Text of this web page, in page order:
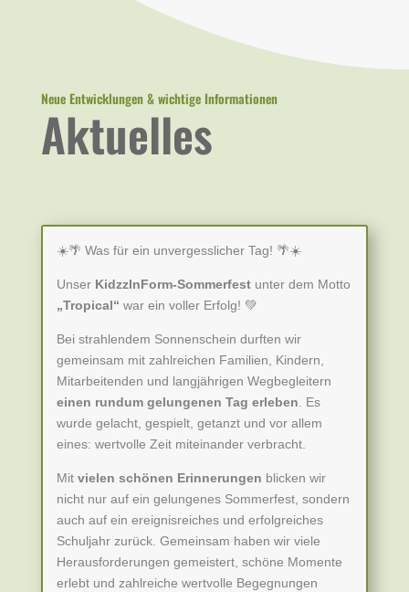
Neue Entwicklungen & wichtige Informationen
Aktuelles
☀️🌴 Was für ein unvergesslicher Tag! 🌴☀️
Unser KidzzInForm-Sommerfestunter dem Motto
„Tropical“ war ein voller Erfolg! 💚
Bei strahlendem Sonnenschein durften wir
gemeinsam mit zahlreichen Familien, Kindern,
Mitarbeitenden und langjährigen Wegbegleitern
einen rundum gelungenen Tag erleben. Es
wurde gelacht, gespielt, getanzt und vor allem
eines: wertvolle Zeit miteinander verbracht.
Mit vielen schönen Erinnerungen blicken wir
nicht nur auf ein gelungenes Sommerfest, sondern
auch auf ein ereignisreiches und erfolgreiches
Schuljahr zurück. Gemeinsam haben wir viele
Herausforderungen gemeistert, schöne Momente
erlebt und zahlreiche wertvolle Begegnungen